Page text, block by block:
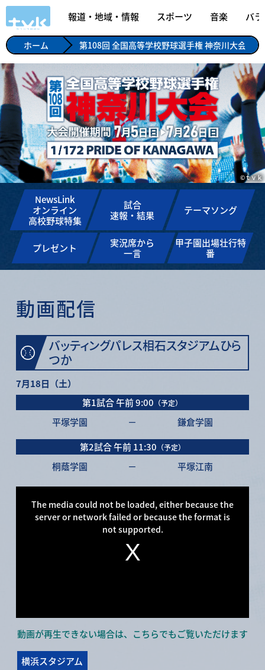
報道・地域・情報 スポーツ 音楽 バ
ホーム 第108回 全国高等学校野球選手権 神奈川大会
©ｔｖｋ
NewsLink
オンライン
高校野球特集
試合
速報・結果
テーマソング
プレゼント
実況席から
一言
甲子園出場壮行特
番
動画配信
バッティングパレス相石スタジアムひら
つか
7月18日（土）
第1試合午前 9:00 （予定）
平塚学園 － 鎌倉学園
第2試合午前 11:30 （予定）
桐蔭学園 － 平塚江南
This
modalThe media could not be loaded, either because the
server or network failed or because the format is
not supported.
動画が再生できない場合は、こちらでもご覧いただけます
横浜スタジアム